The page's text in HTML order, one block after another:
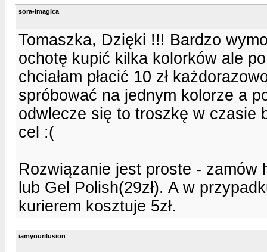
sora-imagica
Tomaszka, Dzięki !!! Bardzo
ochotę kupić kilka kolorków ale
chciałam płacić 10 zł
spróbować na jednym kolorze a
odwlecze się to troszkę w czasie
cel :(
Rozwiązanie jest proste - zamów
lub Gel Polish(29zł). A w
kurierem kosztuje 5zł.
iamyourilusion